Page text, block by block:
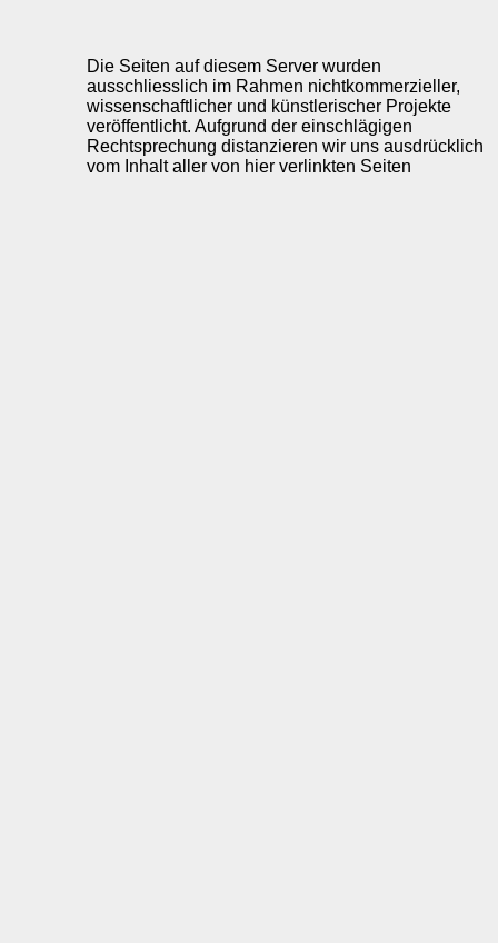
Die Seiten auf diesem Server wurden
ausschliesslich im Rahmen nichtkommerzieller,
wissenschaftlicher und künstlerischer Projekte
veröffentlicht. Aufgrund der einschlägigen
Rechtsprechung distanzieren wir uns ausdrücklich
vom Inhalt aller von hier verlinkten Seiten